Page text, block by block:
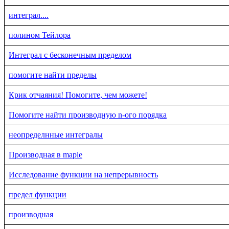
интеграл....
полином Тейлора
Интеграл с бесконечным пределом
помогите найти пределы
Крик отчаяния! Помогите, чем можете!
Помогите найти производную n-ого порядка
неопределнные интегралы
Производная в maple
Исследование функции на непрерывность
предел функции
производная